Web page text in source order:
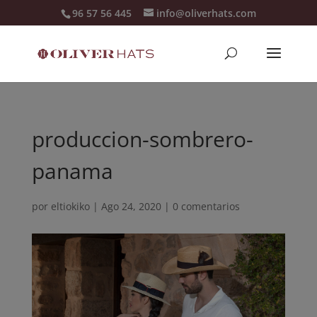
96 57 56 445 info@oliverhats.com
produccion-sombrero-
panama
por eltiokiko| Ago 24, 2020 | 0 comentarios